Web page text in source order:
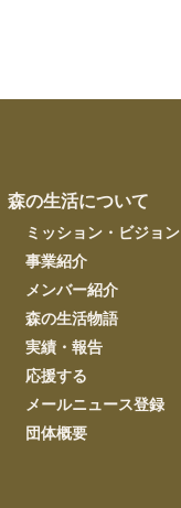
森の生活について
ミッション・ビジョン
事業紹介
メンバー紹介
森の生活物語
実績・報告
応援する
メールニュース登録
団体概要